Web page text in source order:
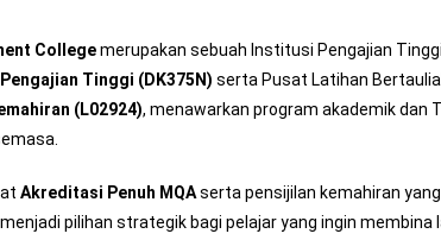
Collegemerupakan sebuah Institusi Pengajian
Tinggi (DK375N) serta Pusat Latihan
(L02924), menawarkan program akademik dan
Akreditasi Penuh MQAserta pensijilan kemahiran
pilihan strategik bagi pelajar yang ingin membina